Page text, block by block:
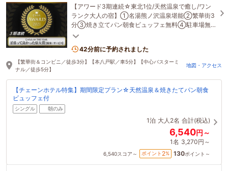
【アワード3期連続☆東北1位/天然温泉で癒し/ワン
ランク大人の宿】①名湯熊ノ沢温泉堪能②繁華街3
分③焼き立てパン朝食ビュッフェ無料④駐車場無料
⑤朝食ドリンク無料⑥全館Wi-Fi＆イオン水
42分前に予約されました
【繁華街＆コンビニ／徒歩3分】【本八戸駅／車5分】【中心バスターミ
ナル／徒歩5分】
地図・アクセス
【チェーンホテル特集】期間限定プラン☆天然温泉＆焼きたてパン朝食
ビュッフェ付
シングル 朝のみ
1泊 大人2名 合計(税込)
6,540円～
1名 3,270円～
6,540スコア～ ポイント 2% 130ポイント～